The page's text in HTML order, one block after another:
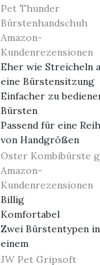
Pet Thunder
Bürstenhandschuh
Amazon-
Kundenrezensionen
Eher wie Streicheln
eine Bürstensitzung
Einfacher zu
Bürsten
Passend für eine
von Handgrößen
Oster Kombibürste
Amazon-
Kundenrezensionen
Billig
Komfortabel
Zwei Bürstentypen in
einem
JW Pet Gripsoft